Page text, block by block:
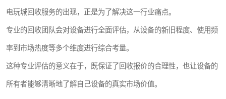
电玩城回收服务的出现，正是为了解决这一行业痛点。
专业的回收团队会对设备进行全面评估，从设备的新旧程度、使用频
率到市场热度等多个维度进行综合考量。
这种专业评估的意义在于，既保证了回收报价的合理性，也让设备的
所有者能够清晰地了解自己设备的真实市场价值。